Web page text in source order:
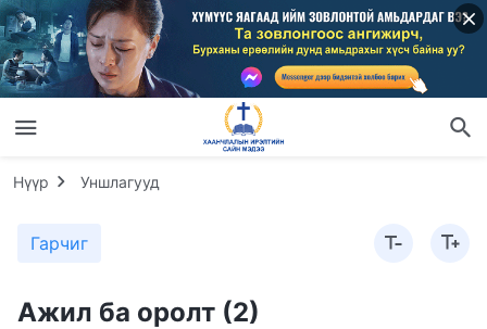
Нүүр Уншлагууд
Гарчиг
Ажил ба оролт (2)